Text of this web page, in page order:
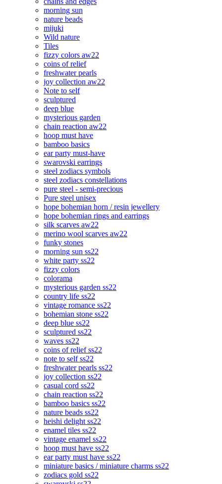
morning sun
nature beads
mijuki
Wild nature
Tiles
fizzy colors aw22
coins of relief
freshwater pearls
joy collection aw22
Note to self
sculptured
deep blue
mysterious garden
chain reaction aw22
hoop must have
bamboo basics
ear party must-have
swarovski earrings
steel zodiacs symbols
steel zodiacs constellations
pure steel - semi-precious
Pure steel unisex
hope bohemian horn / resin jewellery
hope bohemian rings and earrings
silk scarves aw22
merino wool scarves aw22
funky stones
morning sun ss22
white party ss22
fizzy colors
colorama
mysterious garden ss22
country life ss22
vintage romance ss22
bohemian stone ss22
deep blue ss22
sculptured ss22
waves ss22
coins of relief ss22
note to self ss22
freshwater pearls ss22
joy collection ss22
casual cord ss22
chain reaction ss22
bamboo basics ss22
nature beads ss22
heishi delight ss22
enamel tiles ss22
vintage enamel ss22
hoop must have ss22
ear party must have ss22
miniature basics / miniature charms ss22
zodiacs gold ss22